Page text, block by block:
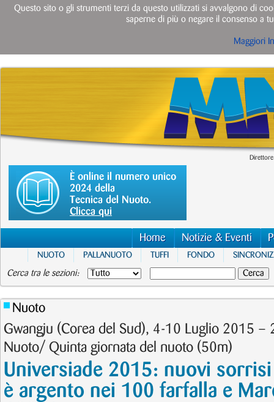
È online il numero unico
2024 della
Tecnica del Nuoto.
Clicca qui
Home Notizie & Eventi
NUOTO PALLANUOTO TUFFI FONDO
Cerca tra le sezioni:
Nuoto
Gwangju (Corea del Sud), 4-10 Luglio 2015 –
Nuoto/ Quinta giornata del nuoto (50m)
Universiade 2015: nuovi
è argento nei 100 farfalla e
Questo sito o gli strumenti terzi da questo utilizzati si avvalgono di
saperne di più o negare il consenso a
Maggiori